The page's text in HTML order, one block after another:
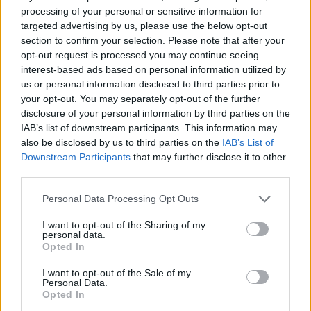
processing of your personal or sensitive information for
targeted advertising by us, please use the below opt-out
section to confirm your selection. Please note that after your
opt-out request is processed you may continue seeing
interest-based ads based on personal information utilized by
us or personal information disclosed to third parties prior to
your opt-out. You may separately opt-out of the further
disclosure of your personal information by third parties on the
IAB’s list of downstream participants. This information may
also be disclosed by us to third parties on the IAB’s List of
Downstream Participants that may further disclose it to other
Personal Data Processing Opt Outs
I want to opt-out of the Sharing of my
personal data.
Opted In
I want to opt-out of the Sale of my
Personal Data.
Opted In
dostać i jestem dumny z siebie, że udało mi się
osiągnąć ten cel, nawet jeżeli szybko się to skończyło.
Mój czas w Apeks wypełniony był niesamowitymi
wzlotami, jak wygrana 1. i 2. splitu Polaris i poznanie po
drodze fantastycznych ludzi, a kumulacją wszystkiego
był awans do VCT poprzez wygranie Ascension. To
chwile, których nigdy nie zapomnę. Jednak teraz
dostałem informację zbyt blisko startu 1. splitu i nie
miałem czasu, by znaleźć już nowy dom. Niemniej nie
mogę się doczekać, by już wkrótce wrócić do rywalizacji
– stwierdził hype w opublikowanym przez siebiewpisie
CZYTAJ TEŻ:kamyk zostaje w VCT! Polak nowym
graczem Gentle Mates
Po przygodach z Alliance i OG LDN UTD hype do Apeks
Chahade i Michałem "MOLSIM" Łąckim. To oznacza, że
Litwin miał swój wkład we wspomniany triumf w VCT